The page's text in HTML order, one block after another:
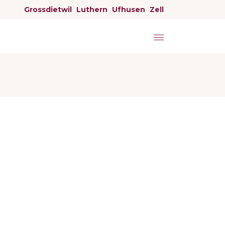
Grossdietwil Luthern Ufhusen Zell